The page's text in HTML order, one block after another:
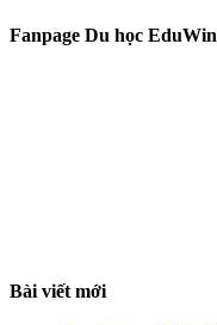
Fanpage Du học EduWin
Bài viết mới